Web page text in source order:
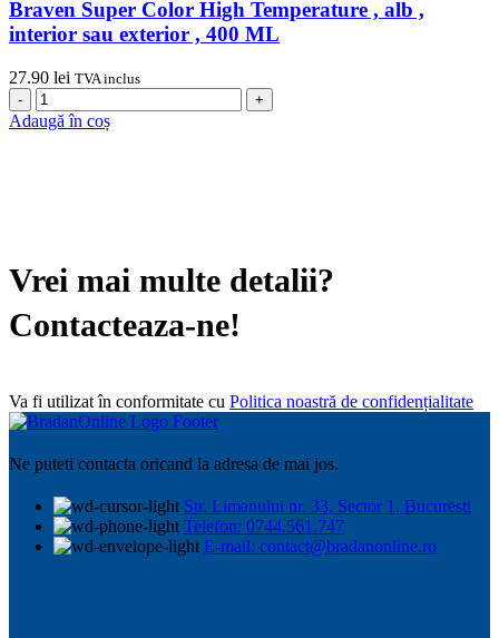
,
Den
Super
Color
,
Braven Super Color High Temperature , alb ,
interior sau exterior , 400 ML
27.90 lei TVA inclus
Cantitate
Spray
vopsea
Braven
Super
Color
High
alb
,
sau
exterior
400
ML
Adaugă în coș
Vrei mai multe detalii?
Contacteaza-ne!
Va fi utilizat în conformitate cu Politica noastră de confidențialitate
Ne puteti contacta oricand la adresa de mai jos.
Str. Limanului nr. 33, Sector 1, Bucuresti
Telefon: 0744.561.747
E-mail: contact@bradanonline.ro